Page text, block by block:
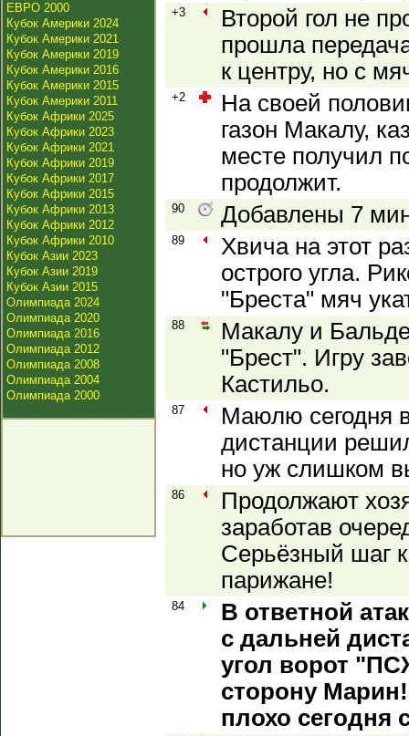
ЕВРО 2000
Кубок Америки 2024
Кубок Америки 2021
Кубок Америки 2019
Кубок Америки 2016
Кубок Америки 2015
Кубок Америки 2011
Кубок Африки 2025
Кубок Африки 2023
Кубок Африки 2021
Кубок Африки 2019
Кубок Африки 2017
Кубок Африки 2015
Кубок Африки 2013
Кубок Африки 2012
Кубок Африки 2010
Кубок Азии 2023
Кубок Азии 2019
Кубок Азии 2015
Олимпиада 2024
Олимпиада 2020
Олимпиада 2016
Олимпиада 2012
Олимпиада 2008
Олимпиада 2004
Олимпиада 2000
+3
Второй гол не
прошла
к центру, но с
+2
На своей
газон Макалу,
месте получил
продолжит.
90 Добавлены 7
89
Хвича на этот
острого угла.
"Бреста" мяч
88
Макалу и
"Брест". Игру
Кастильо.
87
Маюлю сегодня
дистанции
но уж слишком
86
Продолжают
заработав
Серьёзный шаг
парижане!
84
В ответной
с дальней
угол ворот
сторону
плохо сегодня